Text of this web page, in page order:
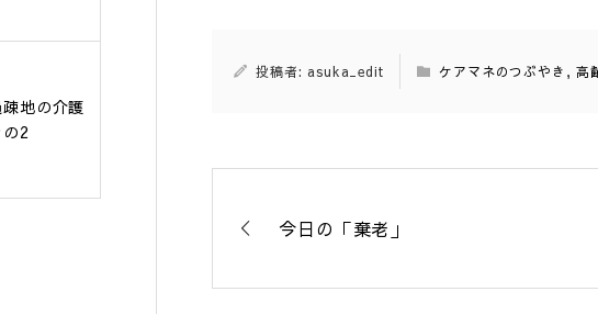
投稿者: asuka_edit ケアマネのつぶやき ,高
今日の「棄老」
地の介護
2